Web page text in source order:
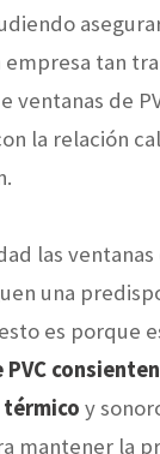
empresa tan
ventanas de
la relación
las ventanas
una
es porque
y
mantener la